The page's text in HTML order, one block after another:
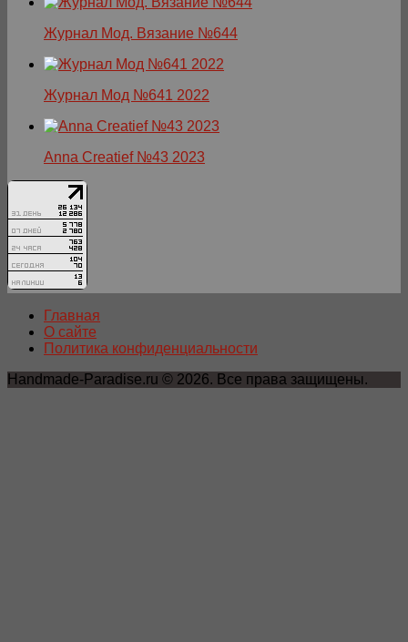
Журнал Мод. Вязание №644
Журнал Мод №641 2022
Anna Creatief №43 2023
Главная
О сайте
Политика конфиденциальности
Handmade-Paradise.ru © 2026. Все права защищены.